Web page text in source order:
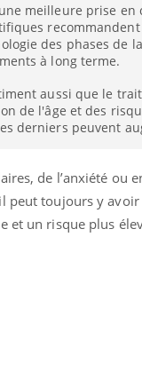
meilleure prise en
des phases de
à long terme.
aussi que le
de l'âge et des
derniers peuvent
de l’anxiété ou
peut toujours y
et un risque plus